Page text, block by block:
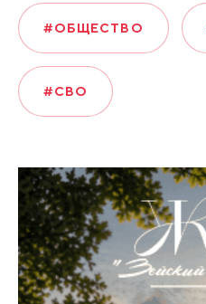
#ОБЩЕСТВО
#СВО